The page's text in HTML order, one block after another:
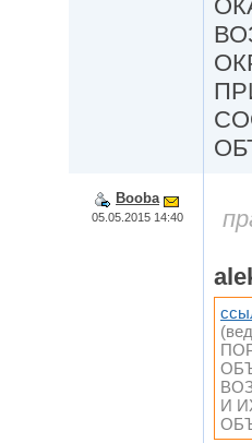
Booba
05.05.2015 14:40
И